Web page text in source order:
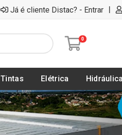
Já é cliente Distac? - Entrar |
0
Tintas Elétrica Hidráulica